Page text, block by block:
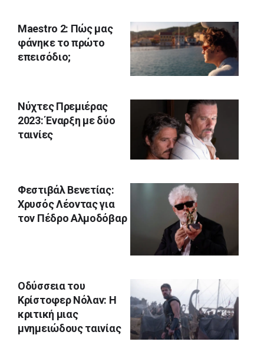
Maestro 2: Πώς μας
φάνηκε το πρώτο
επεισόδιο;
Nύχτες Πρεμιέρας
2023: Έναρξη με δύο
ταινίες
Φεστιβάλ Βενετίας:
Χρυσός Λέοντας για
τον Πέδρο Αλμοδόβαρ
Οδύσσεια του
Κρίστοφερ Νόλαν: Η
κριτική μιας
μνημειώδους ταινίας